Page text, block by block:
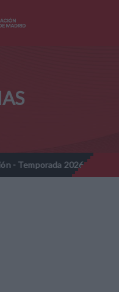
2026-2027 // Nota